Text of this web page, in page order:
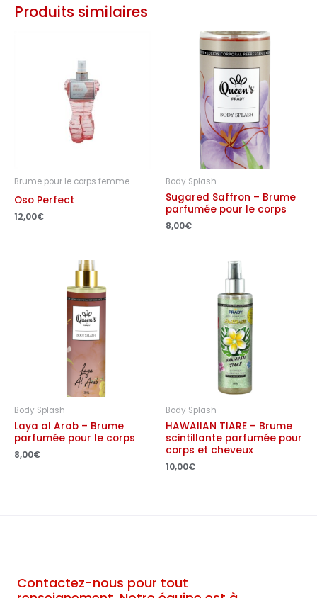
Produits similaires
Brume pour le corps femme
Oso Perfect
12,00€
Body Splash
Sugared Saffron – Brume
parfumée pour le corps
8,00€
Body Splash
Laya al Arab – Brume
parfumée pour le corps
8,00€
Body Splash
HAWAIIAN TIARE – Brume
scintillante parfumée pour
corps et cheveux
10,00€
Contactez-nous pour tout